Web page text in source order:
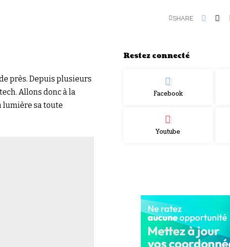
SHARE
près. Depuis plusieurs
Allons donc à la
lumière sa toute
Restez connecté
Facebook
Youtube